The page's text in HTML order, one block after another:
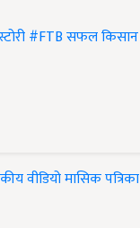
#FTBसफल किसान
वीडियोमासिक पत्रिका